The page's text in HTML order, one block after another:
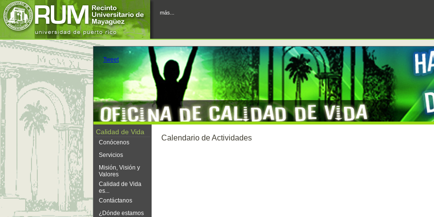
más...
Tweet
Calidad de Vida
Conócenos
Servicios
Misión, Visión y
Valores
Calidad de Vida
es...
Contáctanos
¿Dónde estamos
Calendario de Actividades